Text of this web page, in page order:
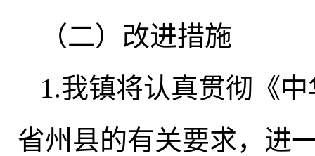
（二）改进措施
1.我镇将认真贯彻《
省州县的有关要求， 进